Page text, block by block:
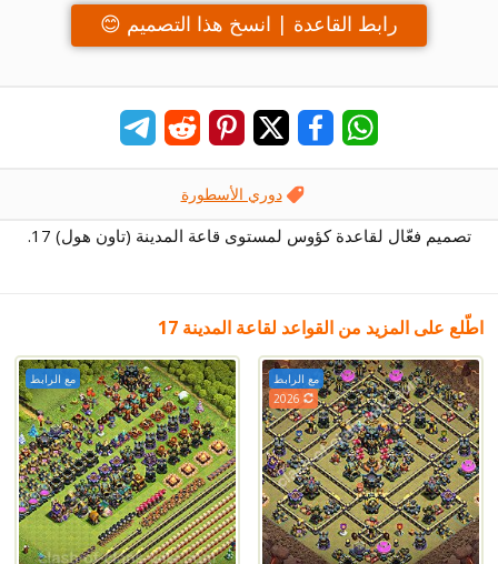
رابط القاعدة | انسخ هذا التصميم 😊
دوري الأسطورة
تصميم فعّال لقاعدة كؤوس لمستوى قاعة المدينة (تاون هول) 17.
اطّلع على المزيد من القواعد لقاعة المدينة 17
مع الرابط
2026
مع الرابط